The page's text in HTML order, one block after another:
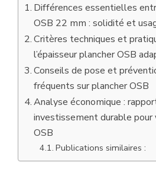
Différences essentielles
OSB 22 mm : solidité et
Critères techniques et
l’épaisseur plancher OSB
Conseils de pose et
fréquents sur plancher OSB
Analyse économique :
investissement durable
OSB
Publications similaires :